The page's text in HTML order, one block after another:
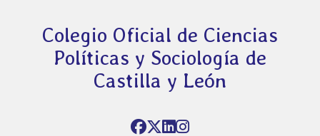
Colegio Oficial de Ciencias
Políticas y Sociología de
Castilla y León